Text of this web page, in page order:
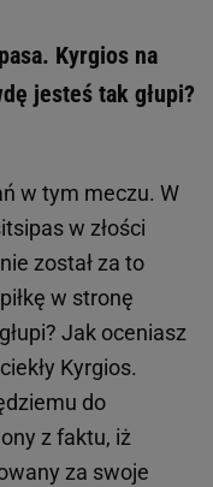
Kyrgios na
jesteś tak głupi?
w tym meczu. W
w złości
został za to
w stronę
Jak oceniasz
Kyrgios.
do
z faktu, iż
za swoje